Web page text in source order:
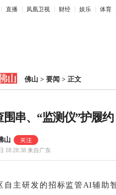
直播 凤凰卫视 财经 娱乐 体育
佛山 > 要闻 > 正文
围串、“监测仪”护履
山
18:28:38 来自广东
自主研发的招标监管AI辅